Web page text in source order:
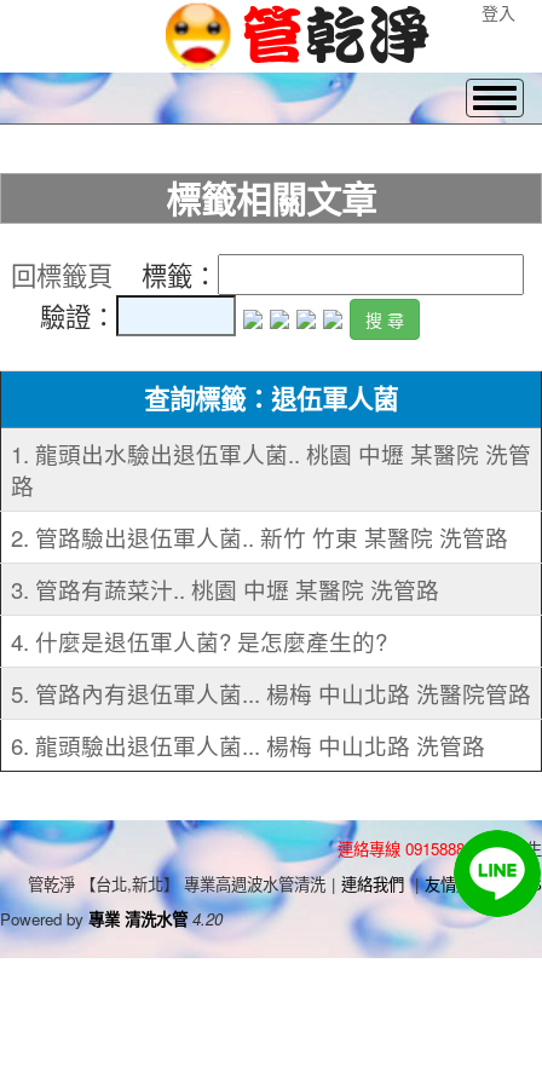
登入
標籤相關文章
回標籤頁 標籤：
驗證：
查詢標籤：退伍軍人菌
1. 龍頭出水驗出退伍軍人菌.. 桃園 中壢 某醫院 洗管
路
2. 管路驗出退伍軍人菌.. 新竹 竹東 某醫院 洗管路
3. 管路有蔬菜汁.. 桃園 中壢 某醫院 洗管路
4. 什麼是退伍軍人菌? 是怎麼產生的?
5. 管路內有退伍軍人菌... 楊梅 中山北路 洗醫院管路
6. 龍頭驗出退伍軍人菌... 楊梅 中山北路 洗管路
連絡專線 0915888575 林先生
管乾淨 【台北,新北】 專業高週波水管清洗 | 連絡我們 | 友情連結 | RSS
Powered by 專業 清洗水管 4.20